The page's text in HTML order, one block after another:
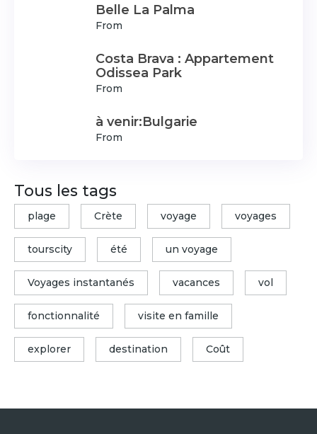
Belle La Palma
From
Costa Brava : Appartement
Odissea Park
From
à venir:Bulgarie
From
Tous les tags
plage Crète voyage voyages
tourscity été un voyage
Voyages instantanés vacances vol
fonctionnalité visite en famille
explorer destination Coût